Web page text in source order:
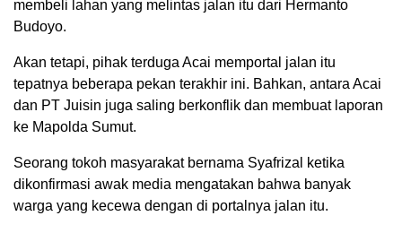
membeli lahan yang melintas jalan itu dari Hermanto
Budoyo.
Akan tetapi, pihak terduga Acai memportal jalan itu
tepatnya beberapa pekan terakhir ini. Bahkan, antara Acai
dan PT Juisin juga saling berkonflik dan membuat laporan
ke Mapolda Sumut.
Seorang tokoh masyarakat bernama Syafrizal ketika
dikonfirmasi awak media mengatakan bahwa banyak
warga yang kecewa dengan di portalnya jalan itu.